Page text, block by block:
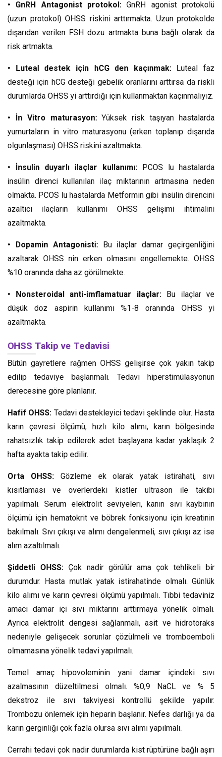
• GnRH Antagonist protokol: GnRH agonist protokolü
(uzun protokol) OHSS riskini arttırmakta. Uzun protokolde
dışarıdan verilen FSH dozu artmakta buna bağlı olarak da
risk artmakta.
• Luteal destek için hCG den kaçınmak:Luteal faz
desteği için hCG desteği gebelik oranlarını arttırsa da riskli
durumlarda OHSS yi arttırdığı için kullanmaktan kaçınmalıyız.
• İn Vitro maturasyon:Yüksek risk taşıyan hastalarda
yumurtaların in vitro maturasyonu (erken toplanıp dışarıda
olgunlaşması) OHSS riskini azaltmakta.
• İnsulin duyarlı ilaçlar kullanımı:PCOS lu hastalarda
insülin direnci kullanılan ilaç miktarının artmasına neden
olmakta. PCOS lu hastalarda Metformin gibi insülin direncini
azaltıcı ilaçların kullanımı OHSS gelişimi ihtimalini
azaltmakta.
• Dopamin Antagonisti:Bu ilaçlar damar geçirgenliğini
azaltarak OHSS nin erken olmasını engellemekte. OHSS
%10 oranında daha az görülmekte.
• Nonsteroidal anti-imflamatuar ilaçlar:Bu ilaçlar ve
düşük doz aspirin kullanımı %1-8 oranında OHSS yi
azaltmakta.
OHSS Takip ve Tedavisi
Bütün gayretlere rağmen OHSS gelişirse çok yakın takip
edilip tedaviye başlanmalı. Tedavi hiperstimülasyonun
derecesine göre planlanır.
Hafif OHSS: Tedavi destekleyici tedavi şeklinde olur. Hasta
karın çevresi ölçümü, hızlı kilo alımı, karın bölgesinde
rahatsızlık takip edilerek adet başlayana kadar yaklaşık 2
hafta ayakta takip edilir.
Orta OHSS:Gözleme ek olarak yatak istirahati, sıvı
kısıtlaması ve overlerdeki kistler ultrason ile takibi
yapılmalı. Serum elektrolit seviyeleri, kanın sıvı kaybının
ölçümü için hematokrit ve böbrek fonksiyonu için kreatinin
bakılmalı. Sıvı çıkışı ve alımı dengelenmeli, sıvı çıkışı az ise
alım azaltılmalı.
Şiddetli OHSS:Çok nadir görülür ama çok tehlikeli bir
durumdur. Hasta mutlak yatak istirahatinde olmalı. Günlük
kilo alımı ve karın çevresi ölçümü yapılmalı. Tıbbi tedaviniz
amacı damar içi sıvı miktarını arttırmaya yönelik olmalı.
Ayrıca elektrolit dengesi sağlanmalı, asit ve hidrotoraks
nedeniyle gelişecek sorunlar çözülmeli ve tromboemboli
olmamasına yönelik tedavi yapılmalı.
Temel amaç hipovoleminin yani damar içindeki sıvı
azalmasının düzeltilmesi olmalı. %0,9 NaCL ve % 5
dekstroz ile sıvı takviyesi kontrollü şekilde yapılır.
Trombozu önlemek için heparin başlanır. Nefes darlığı ya da
karın gerginliği çok fazla olursa sıvı alımı yapılmalı.
Cerrahi tedavi çok nadir durumlarda kist rüptürüne bağlı aşırı